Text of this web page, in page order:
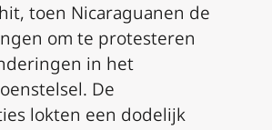
toen Nicaraguanen de
om te protesteren
in het
De
lokten een dodelijk